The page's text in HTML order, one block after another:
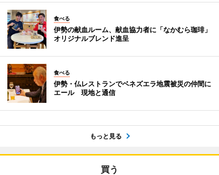
食べる
伊勢の献血ルーム、献血協力者に「なかむら珈琲」
オリジナルブレンド進呈
食べる
伊勢・仏レストランでベネズエラ地震被災の仲間に
エール 現地と通信
もっと見る
買う